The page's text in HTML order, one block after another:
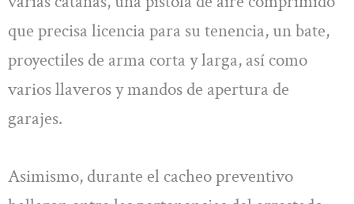
que precisa licencia para su tenencia, un bate,
proyectiles de arma corta y larga, así como
varios llaveros y mandos de apertura de
garajes.
Asimismo, durante el cacheo preventivo